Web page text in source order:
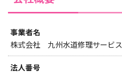
事業者名
株式会社 九州水道修理サービス
法人番号